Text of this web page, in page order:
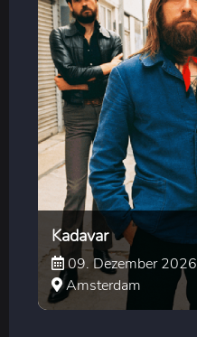
Kadavar
09. Dezember 2026
Amsterdam